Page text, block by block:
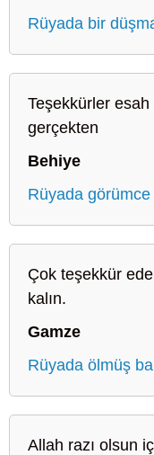
Rüyada bir
Teşekkürler
gerçekten
Behiye
Rüyada
Çok teşekkür
kalın.
Gamze
Rüyada ölmüş
Allah razı olsun